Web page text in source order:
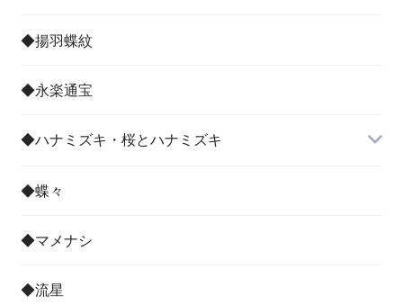
◆揚羽蝶紋
◆永楽通宝
◆ハナミズキ・桜とハナミズキ
◆蝶々
◆マメナシ
◆流星